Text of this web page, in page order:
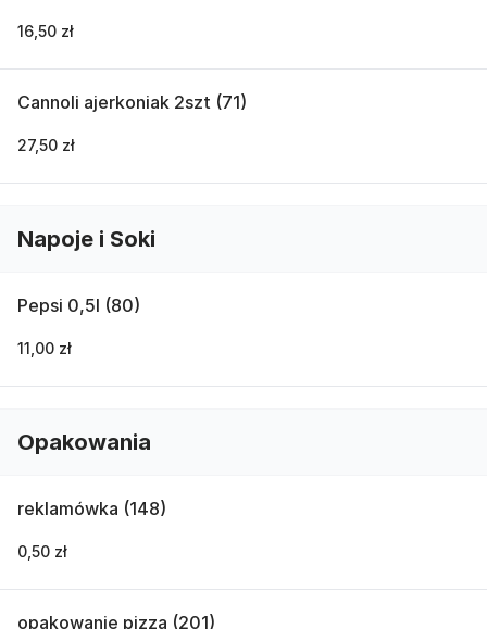
16,50 zł
Cannoli ajerkoniak 2szt (71)
27,50 zł
Napoje i Soki
Pepsi 0,5l (80)
11,00 zł
Opakowania
reklamówka (148)
0,50 zł
opakowanie pizza (201)